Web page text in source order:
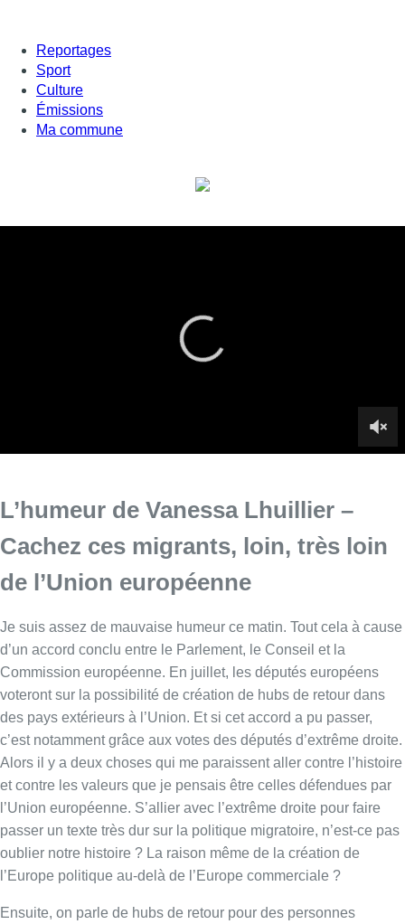
Reportages
Sport
Culture
Émissions
Ma commune
Cachez ces migrants, loin, très loin
de l’Union européenne
Commission européenne. En juillet, les députés européens
c’est notamment grâce aux votes des députés d’extrême droite.
Alors il y a deux choses qui me paraissent aller contre l’histoire
et contre les valeurs que je pensais être celles défendues par
l’Union européenne. S’allier avec l’extrême droite pour faire
oublier notre histoire ? La raison même de la création de
l’Europe politique au-delà de l’Europe commerciale ?
Ensuite, on parle de hubs de retour pour des personnes
entrées illégalement sur le sol européen. Actuellement, entre
20 et 30 % des ordres de quitter le territoire sont effectifs. Dans
l’ensemble de l’Union européenne, près de 400.000 personnes
vivent avec cette épée de Damoclès sur la tête. Quand on parle
de retour, on imagine que cela devra être vers le pays d’origine.
Seulement, dans la majorité des cas, il ne s’agit pas de pays
avec un régime démocratique. Quand même, l’Union
européenne ne va pas faire cela. À la place, elle préfère
envoyer ses illégaux au Rwanda, en Ouganda ou en
Ouzbékistan. Des pays particulièrement ouverts. Rappelons